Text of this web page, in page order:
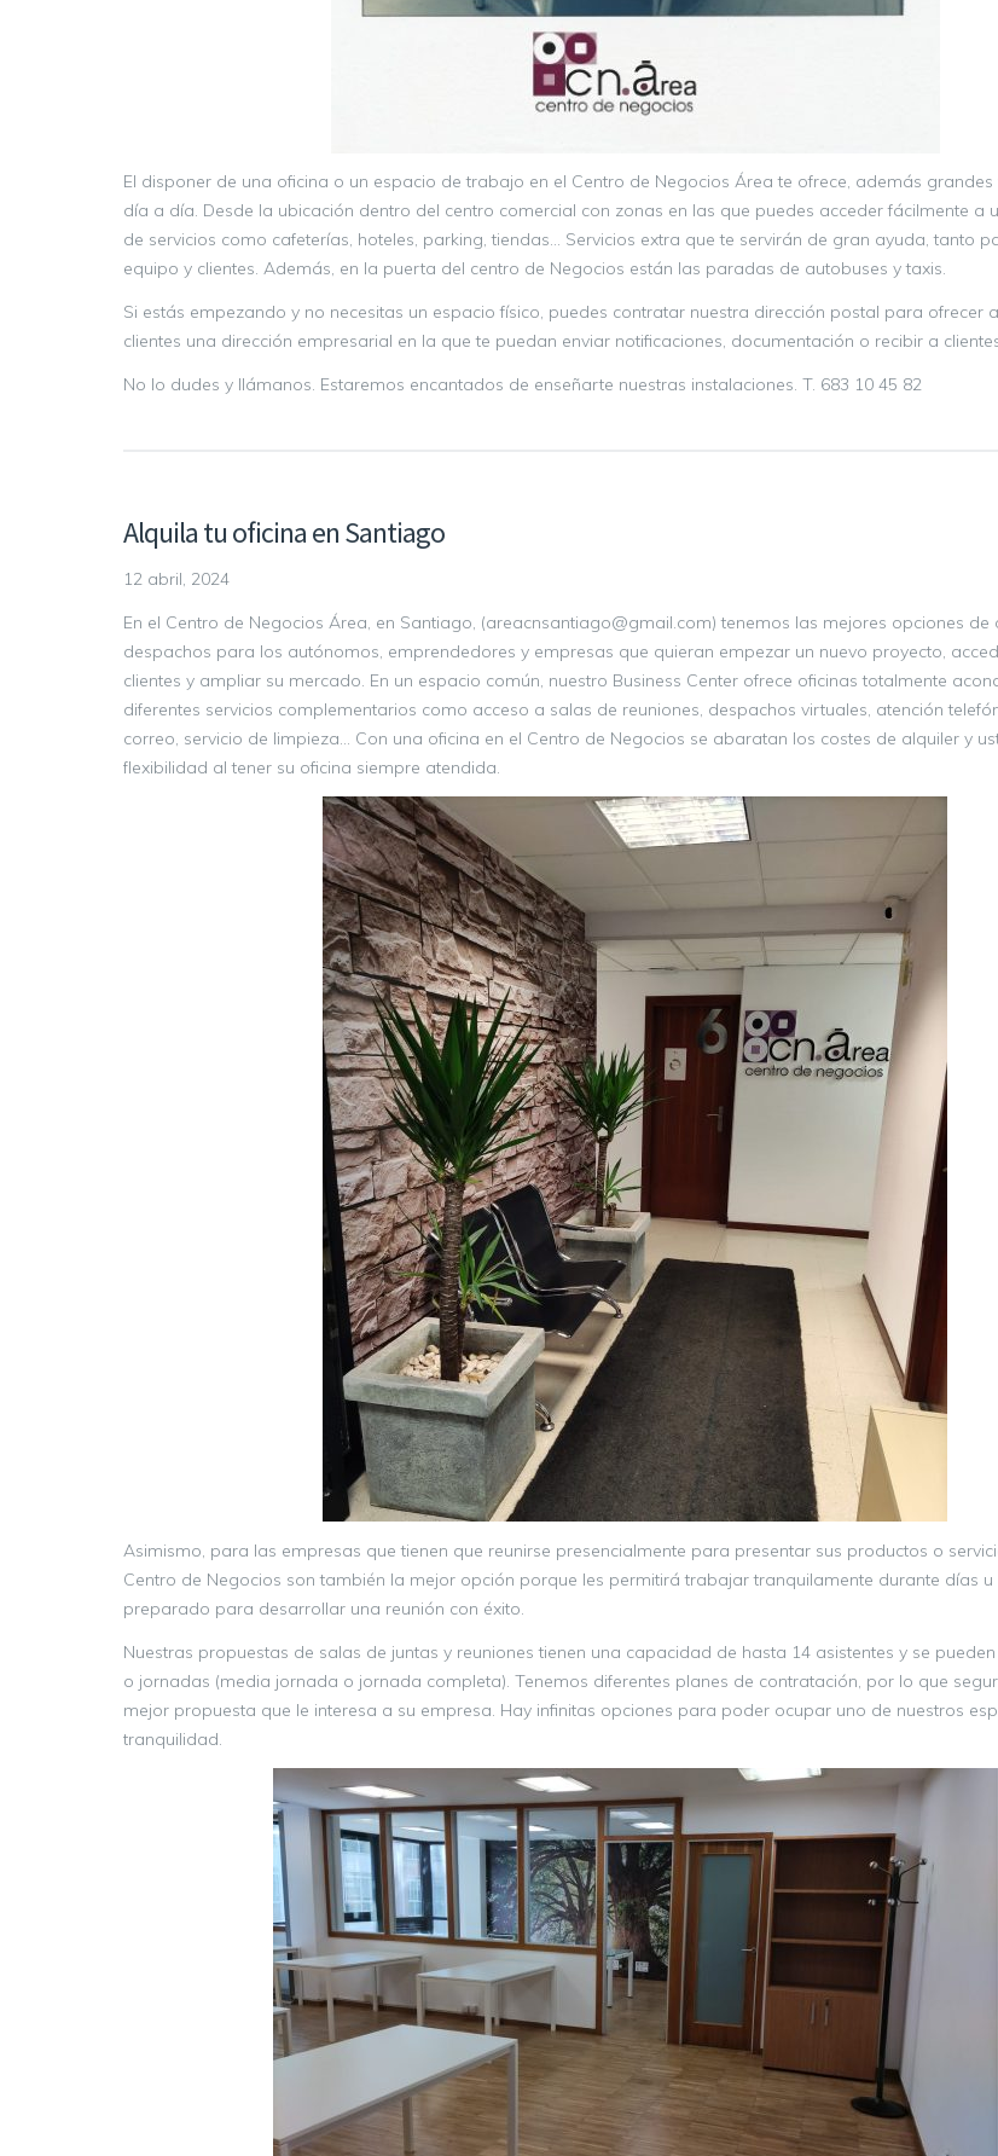
El disponer de una oficina o un espacio de trabajo en el Centro de Negocios Área te ofrece, además
día a día. Desde la ubicación dentro del centro comercial con zonas en las que puedes acceder fácilmente a
de servicios como cafeterías, hoteles, parking, tiendas… Servicios extra que te servirán de gran ayuda, tanto
equipo y clientes. Además, en la puerta del centro de Negocios están las paradas de autobuses y taxis.
Si estás empezando y no necesitas un espacio físico, puedes contratar nuestra dirección postal para ofrecer
clientes una dirección empresarial en la que te puedan enviar notificaciones, documentación o recibir a
No lo dudes y llámanos. Estaremos encantados de enseñarte nuestras instalaciones. T. 683 10 45 82
Alquila tu oficina en Santiago
12 abril, 2024
En el Centro de Negocios Área, en Santiago, (areacnsantiago@gmail.com) tenemos las mejores opciones de
despachos para los autónomos, emprendedores y empresas que quieran empezar un nuevo proyecto,
clientes y ampliar su mercado. En un espacio común, nuestro Business Center ofrece oficinas totalmente
diferentes servicios complementarios como acceso a salas de reuniones, despachos virtuales, atención
correo, servicio de limpieza… Con una oficina en el Centro de Negocios se abaratan los costes de alquiler y
flexibilidad al tener su oficina siempre atendida.
Asimismo, para las empresas que tienen que reunirse presencialmente para presentar sus productos o
Centro de Negocios son también la mejor opción porque les permitirá trabajar tranquilamente durante días
preparado para desarrollar una reunión con éxito.
Nuestras propuestas de salas de juntas y reuniones tienen una capacidad de hasta 14 asistentes y se
o jornadas (media jornada o jornada completa). Tenemos diferentes planes de contratación, por lo que
mejor propuesta que le interesa a su empresa. Hay infinitas opciones para poder ocupar uno de nuestros
tranquilidad.